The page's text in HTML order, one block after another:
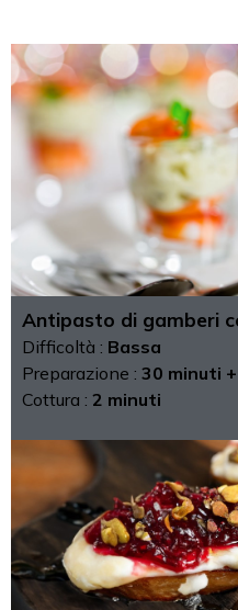
Antipasto di gamberi
Difficoltà : Bassa
Preparazione : 30 minuti
Cottura : 2 minuti